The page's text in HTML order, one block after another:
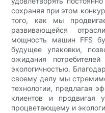
сохраняя при этом
того, как мы
развивающейся
мощность машин FFS
будущее упаковки,
ожидания
экологичностью.
своему делу мы
технологии, предлагая
клиентов и продвигая
процветающему и